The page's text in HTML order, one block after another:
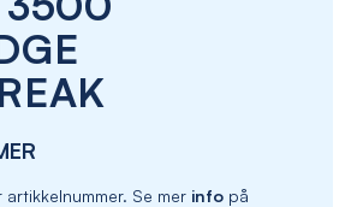
Se mer info på